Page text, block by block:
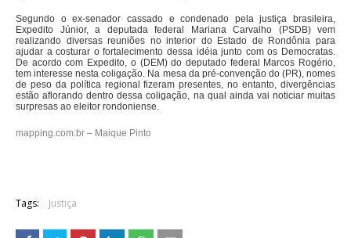
Segundo o ex-senador cassado e condenado pela justiça brasileira,
Expedito Júnior, a deputada federal Mariana Carvalho (PSDB) vem
realizando diversas reuniões no interior do Estado de Rondônia para
ajudar a costurar o fortalecimento dessa idéia junto com os Democratas.
De acordo com Expedito, o (DEM) do deputado federal Marcos Rogério,
tem interesse nesta coligação. Na mesa da pré-convenção do (PR), nomes
de peso da política regional fizeram presentes, no entanto, divergências
estão aflorando dentro dessa coligação, na qual ainda vai noticiar muitas
surpresas ao eleitor rondoniense.
mapping.com.br – Maique Pinto
Tags: Justiça